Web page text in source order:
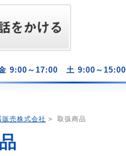
9:00～17:00 土 9:00～15:00
売株式会社 > 取扱商品